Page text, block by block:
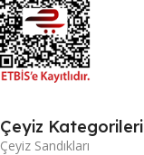
Çeyiz Kategorileri
Çeyiz Sandıkları